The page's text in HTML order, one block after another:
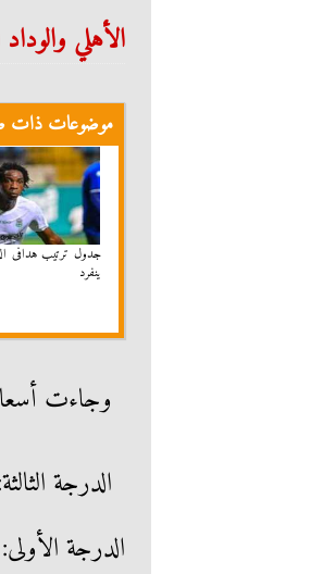
الأهلي والوداد
موضوعات ذات
جدول ترتيب هدافى
ينفرد
وجاءت
الدرجة الثالثة: 100
الدرجة الأولى: 300 جنيه.